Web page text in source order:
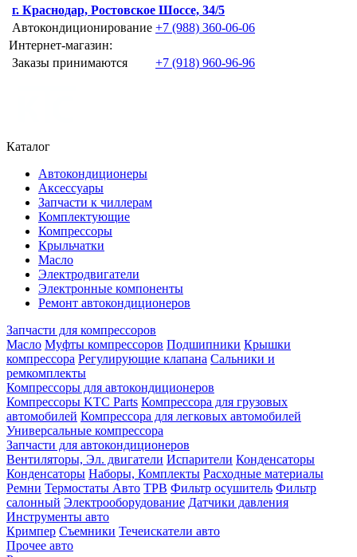
г. Краснодар, Ростовское Шоссе, 34/5
Автокондиционирование +7 (988) 360-06-06
Интернет-магазин:
Заказы принимаются
+7 (918) 960-96-96
Каталог
Автокондиционеры
Аксессуары
Запчасти к чиллерам
Комплектующие
Компрессоры
Крыльчатки
Масло
Электродвигатели
Электронные компоненты
Ремонт автокондиционеров
Запчасти для компрессоров
Масло Муфты компрессоров Подшипники Крышки
компрессора Регулирующие клапана Сальники и
ремкомплекты
Компрессоры для автокондиционеров
Компрессоры KTC Parts Компрессора для грузовых
автомобилей Компрессора для легковых автомобилей
Универсальные компрессора
Запчасти для автокондиционеров
Вентиляторы, Эл. двигатели Испарители Конденсаторы
Конденсаторы Наборы, Комплекты Расходные материалы
Ремни Термостаты Авто ТРВ Фильтр осушитель Фильтр
салонный Электрооборудование Датчики давления
Инструменты авто
Кримпер Съемники Течеискатели авто
Прочее авто